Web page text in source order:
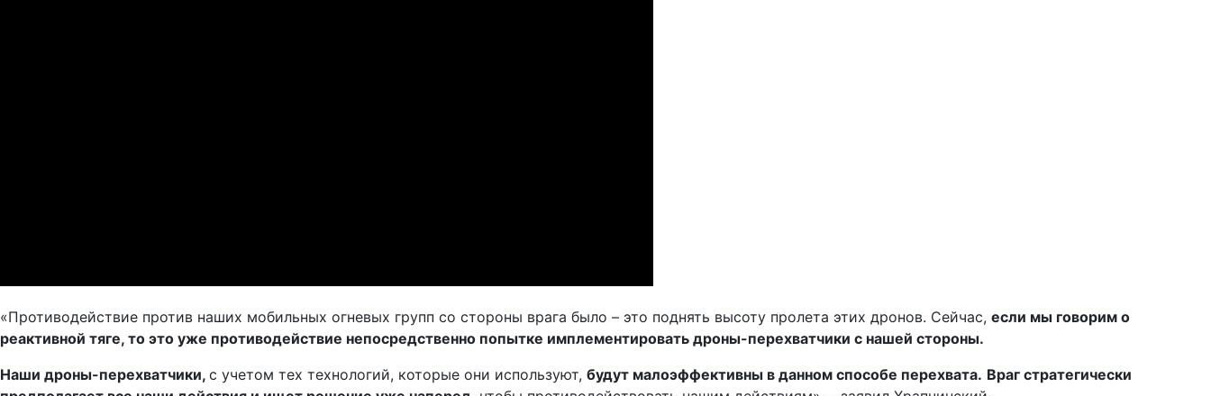
«Противодействие против наших мобильных огневых групп со стороны врага было – это поднять высоту пролета этих дронов. Сейчас, если мы говорим о
реактивной тяге, то это уже противодействие непосредственно попытке имплементировать дроны-перехватчики с нашей стороны.
Наши дроны-перехватчики, с учетом тех технологий, которые они используют, будут малоэффективны в данном способе перехвата. Враг стратегически